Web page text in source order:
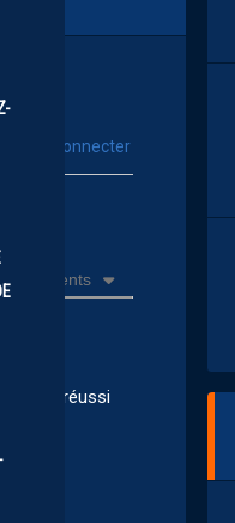
vous connecter
Récents
bien réussi